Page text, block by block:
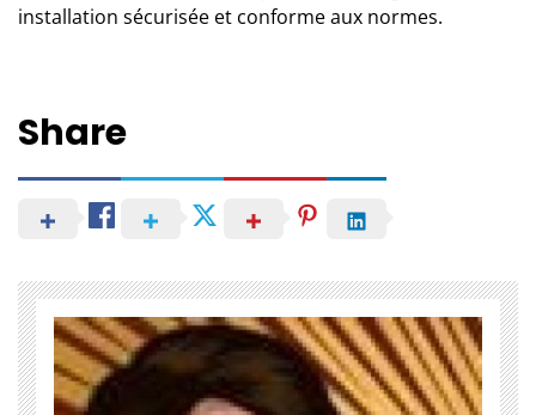
installation sécurisée et conforme aux normes.
Share